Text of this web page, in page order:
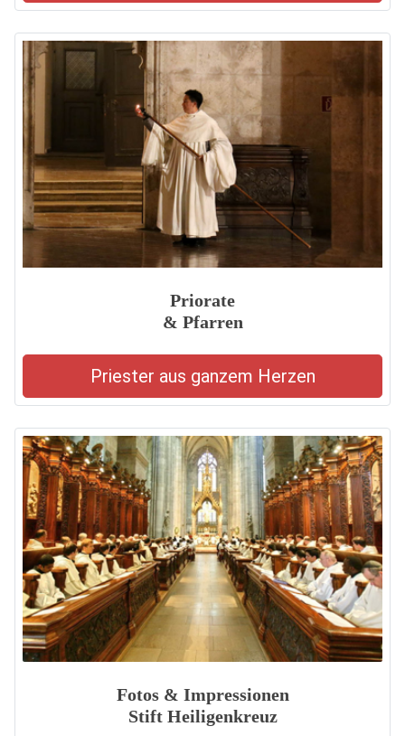
Priorate
& Pfarren
Priester aus ganzem Herzen
Fotos & Impressionen
Stift Heiligenkreuz